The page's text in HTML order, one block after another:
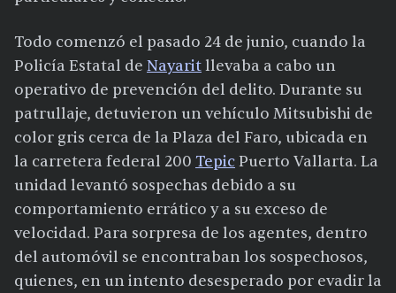
Todo comenzó el pasado 24 de junio, cuando la
Policía Estatal de Nayaritllevaba a cabo un
operativo de prevención del delito. Durante su
patrullaje, detuvieron un vehículo Mitsubishi de
color gris cerca de la Plaza del Faro, ubicada en
la carretera federal 200 TepicPuerto Vallarta. La
unidad levantó sospechas debido a su
comportamiento errático y a su exceso de
velocidad. Para sorpresa de los agentes, dentro
del automóvil se encontraban los sospechosos,
quienes, en un intento desesperado por evadir la